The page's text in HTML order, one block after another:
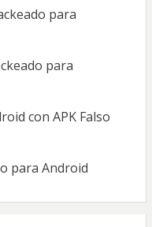
para
para
con APK Falso
para Android